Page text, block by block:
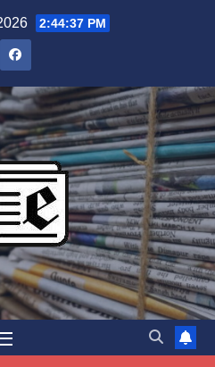
2:44:38 PM